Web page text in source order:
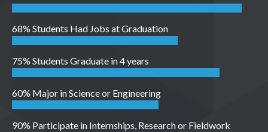
68% Students Had Jobs at Graduation
75% Students Graduate in 4 years
60% Major in Science or Engineering
90% Participate in Internships, Research or Fieldwork